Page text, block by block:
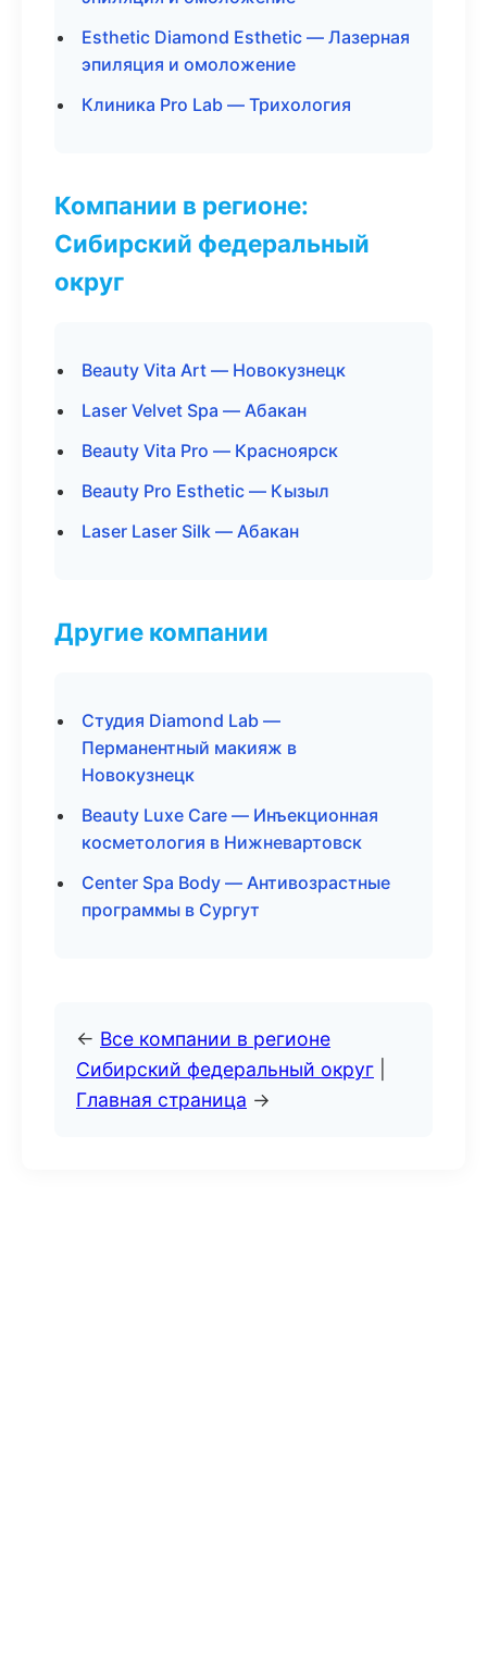
Esthetic Diamond Esthetic — Лазерная
эпиляция и омоложение
Клиника Pro Lab — Трихология
Компании в регионе:
Сибирский федеральный
округ
Beauty Vita Art — Новокузнецк
Laser Velvet Spa — Абакан
Beauty Vita Pro — Красноярск
Beauty Pro Esthetic — Кызыл
Laser Laser Silk — Абакан
Другие компании
Студия Diamond Lab —
Перманентный макияж в
Новокузнецк
Beauty Luxe Care — Инъекционная
косметология в Нижневартовск
Center Spa Body — Антивозрастные
программы в Сургут
← Все компании в регионе
Сибирский федеральный округ
Главная страница →